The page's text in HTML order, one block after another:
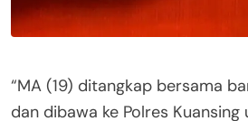
“MA (19) ditangkap bersama
dan dibawa ke Polres